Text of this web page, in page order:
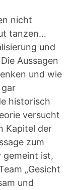
nicht
tanzen…
und
Aussagen
und wie
historisch
versucht
Kapitel der
zum
gemeint ist,
„Gesicht
und